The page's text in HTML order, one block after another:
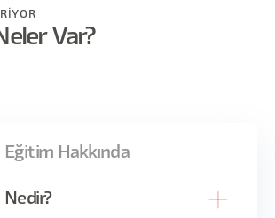
Var?
Eğitim Hakkında
Nedir?